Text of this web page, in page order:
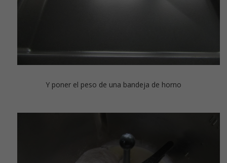
Y poner el peso de una bandeja de horno